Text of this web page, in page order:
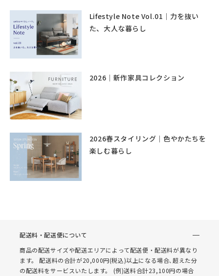
Lifestyle Note Vol.01｜力を抜い
た、大人な暮らし
2026｜新作家具コレクション
2026春スタイリング｜色やかたちを
楽しむ暮らし
配送料・配送便について
商品の配送サイズや配送エリアによって配送便・配送料が異なり
ます。 配送料の合計が20,000円(税込)以上になる場合､超えた分
の配送料をサービスいたします。 (例)送料合計23,100円の場合